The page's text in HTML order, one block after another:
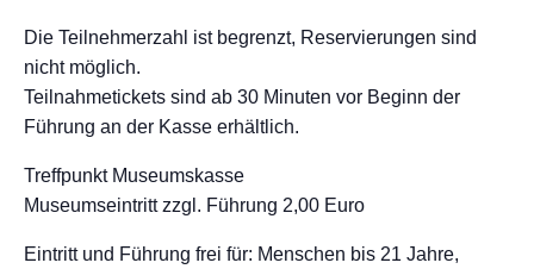
Die Teilnehmerzahl ist begrenzt, Reservierungen sind
nicht möglich.
Teilnahmetickets sind ab 30 Minuten vor Beginn der
Führung an der Kasse erhältlich.
Treffpunkt Museumskasse
Museumseintritt zzgl. Führung 2,00 Euro
Eintritt und Führung frei für: Menschen bis 21 Jahre,